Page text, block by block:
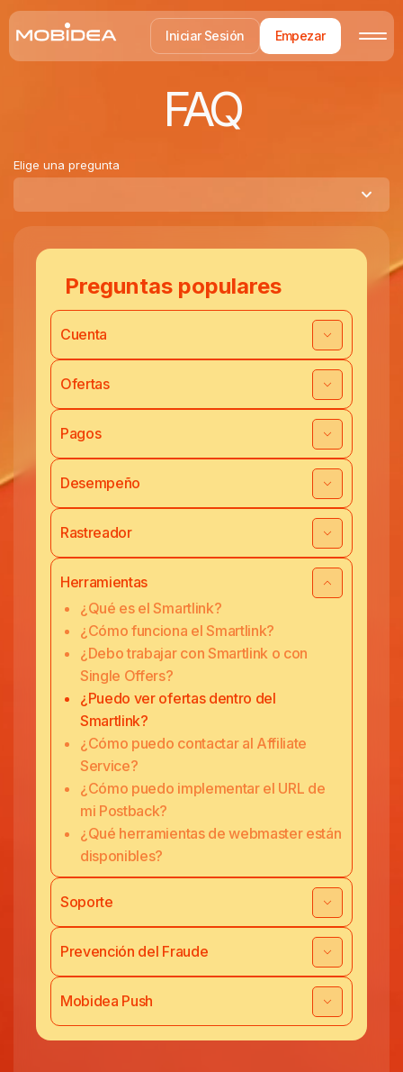
Iniciar Sesión Empezar
FAQ
Elige una pregunta
Preguntas populares
Cuenta
Ofertas
Pagos
Desempeño
Rastreador
Herramientas
¿Qué es el Smartlink?
¿Cómo funciona el Smartlink?
¿Debo trabajar con Smartlink o con
Single Offers?
¿Puedo ver ofertas dentro del
Smartlink?
¿Cómo puedo contactar al Affiliate
Service?
¿Cómo puedo implementar el URL de
mi Postback?
¿Qué herramientas de webmaster están
disponibles?
Soporte
Prevención del Fraude
Mobidea Push